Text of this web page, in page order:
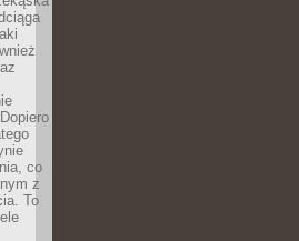
co
z
To